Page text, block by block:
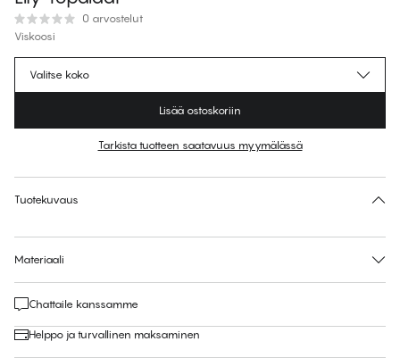
0 arvostelut
Viskoosi
€54.95Normaalihinta
Ei ehdotettua kokoa tähän tuotteeseen
Valitse koko
Lisää ostoskoriin
Tarkista tuotteen saatavuus myymälässä
Tuotekuvaus
Materiaali
Chattaile kanssamme
Helppo ja turvallinen maksaminen